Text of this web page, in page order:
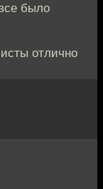
было
отлично